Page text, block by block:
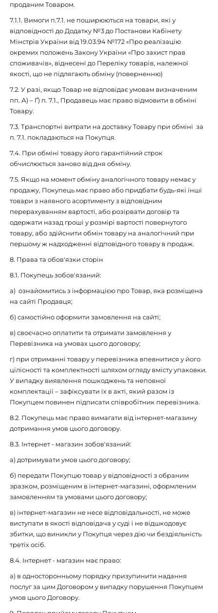
проданим Товаром.
7.1.1. Вимоги п.7.1. не поширюються на товари, які у
відповідності до Додатку №3 до Постанови Кабінету
Мінстрів України від 19.03.94 №172 «Про реалізацію
окремих положень Закону України «Про захист прав
споживачів», віднесені до Переліку товарів, належної
якості, що не підлягають обміну (поверненню)
7.2. У разі, якщо Товар не відповідає умовам визначеним
пп. А) – Ґ) п. 7.1., Продавець має право відмовити в обміні
Товару.
7.3. Транспортні витрати на доставку Товару при обміні за
п. 7.1. покладаються на Покупця.
7.4. При обміні товару його гарантійний строк
обчислюється заново від дня обміну.
7.5. Якщо на момент обміну аналогічного товару немає у
продажу, Покупець має право або придбати будь-які інші
товари з наявного асортименту з відповідним
перерахуванням вартості, або розірвати договір та
одержати назад гроші у розмірі вартості повернутого
товару, або здійснити обмін товару на аналогічний при
першому ж надходженні відповідного товару в продаж.
8. Права та обов'язки сторін
8.1. Покупець зобов'язаний:
а) ознайомитись з інформацією про Товар, яка розміщена
на сайті Продавця;
б) самостійно оформити замовлення на сайті;
в) своєчасно оплатити та отримати замовлення у
Перевізника на умовах цього договору;
г) при отриманні товару у перевізника впевнитися у його
цілісності та комплектності шляхом огляду вмісту упаковки.
У випадку виявлення пошкоджень та неповної
комплектації – зафіксувати їх в акті, який разом із
Покупцем повинен підписати співробітник перевізника.
8.2. Покупець має право вимагати від інтернет-магазину
дотримання умов цього договору.
8.3. Інтернет - магазин зобов'язаний:
а) дотримувати умов цього договору;
б) передати Покупцю товар у відповідності з обраним
зразком, розміщеним в інтернет-магазині, оформленим
замовленням та умовами цього договору;
в) інтернет-магазин не несе відповідальності, не може
виступати в якості відповідача у суді і не відшкодовує
збитки, що виникли у Покупця через дію чи бездіяльність
третіх осіб.
8.4. Інтернет - магазин має право:
а) в односторонньому порядку призупинити надання
послуг за цим Договором у випадку порушення Покупцем
умов цього Договору.